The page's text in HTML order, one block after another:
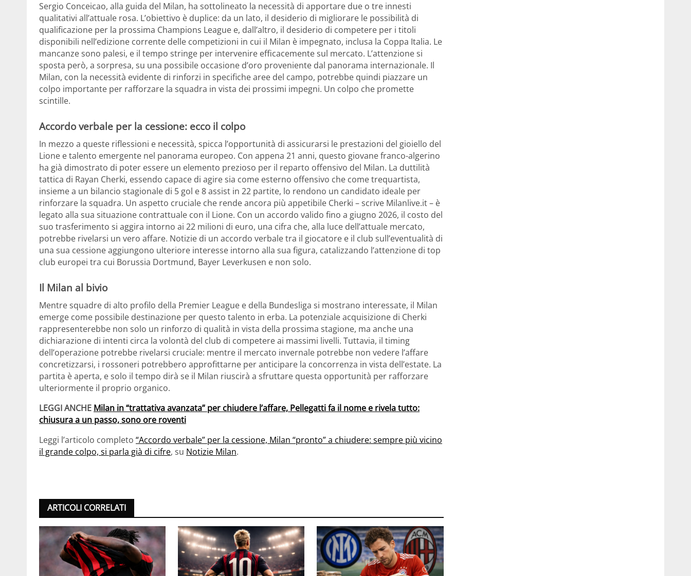
Sergio Conceicao, alla guida del Milan, ha sottolineato la necessità di apportare due o tre innesti
qualitativi all’attuale rosa. L’obiettivo è duplice: da un lato, il desiderio di migliorare le possibilità di
qualificazione per la prossima Champions League e, dall’altro, il desiderio di competere per i titoli
disponibili nell’edizione corrente delle competizioni in cui il Milan è impegnato, inclusa la Coppa Italia. Le
mancanze sono palesi, e il tempo stringe per intervenire efficacemente sul mercato. L’attenzione si
sposta però, a sorpresa, su una possibile occasione d’oro proveniente dal panorama internazionale. Il
Milan, con la necessità evidente di rinforzi in specifiche aree del campo, potrebbe quindi piazzare un
colpo importante per rafforzare la squadra in vista dei prossimi impegni. Un colpo che promette
scintille.
Accordo verbale per la cessione: ecco il colpo
In mezzo a queste riflessioni e necessità, spicca l’opportunità di assicurarsi le prestazioni del gioiello del
Lione e talento emergente nel panorama europeo. Con appena 21 anni, questo giovane franco-algerino
ha già dimostrato di poter essere un elemento prezioso per il reparto offensivo del Milan. La duttilità
tattica di Rayan Cherki, essendo capace di agire sia come esterno offensivo che come trequartista,
insieme a un bilancio stagionale di 5 gol e 8 assist in 22 partite, lo rendono un candidato ideale per
rinforzare la squadra. Un aspetto cruciale che rende ancora più appetibile Cherki – scrive Milanlive.it – è
legato alla sua situazione contrattuale con il Lione. Con un accordo valido fino a giugno 2026, il costo del
suo trasferimento si aggira intorno ai 22 milioni di euro, una cifra che, alla luce dell’attuale mercato,
potrebbe rivelarsi un vero affare. Notizie di un accordo verbale tra il giocatore e il club sull’eventualità di
una sua cessione aggiungono ulteriore interesse intorno alla sua figura, catalizzando l’attenzione di top
club europei tra cui Borussia Dortmund, Bayer Leverkusen e non solo.
Il Milan al bivio
Mentre squadre di alto profilo della Premier League e della Bundesliga si mostrano interessate, il Milan
emerge come possibile destinazione per questo talento in erba. La potenziale acquisizione di Cherki
rappresenterebbe non solo un rinforzo di qualità in vista della prossima stagione, ma anche una
dichiarazione di intenti circa la volontà del club di competere ai massimi livelli. Tuttavia, il timing
dell’operazione potrebbe rivelarsi cruciale: mentre il mercato invernale potrebbe non vedere l’affare
concretizzarsi, i rossoneri potrebbero approfittarne per anticipare la concorrenza in vista dell’estate. La
partita è aperta, e solo il tempo dirà se il Milan riuscirà a sfruttare questa opportunità per rafforzare
ulteriormente il proprio organico.
LEGGI ANCHE Milan in “trattativa avanzata” per chiudere l’affare, Pellegatti fa il nome e rivela tutto:
chiusura a un passo, sono ore roventi
Leggi l’articolo completo “Accordo verbale” per la cessione, Milan “pronto” a chiudere: sempre più vicino
il grande colpo, si parla già di cifre, su Notizie Milan.
ARTICOLI CORRELATI